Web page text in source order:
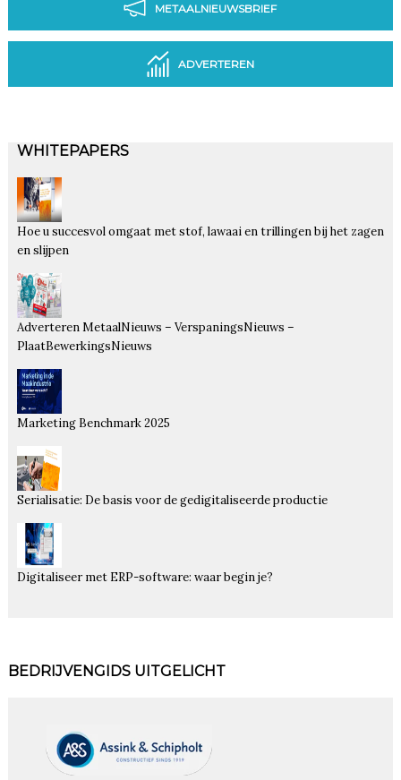
METAALNIEUWSBRIEF
ADVERTEREN
WHITEPAPERS
Hoe u succesvol omgaat met stof, lawaai en trillingen bij het zagen
en slijpen
Adverteren MetaalNieuws – VerspaningsNieuws –
PlaatBewerkingsNieuws
Marketing Benchmark 2025
Serialisatie: De basis voor de gedigitaliseerde productie
Digitaliseer met ERP-software: waar begin je?
BEDRIJVENGIDS UITGELICHT